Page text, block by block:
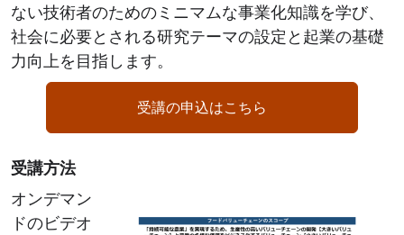
ない技術者のためのミニマムな事業化知識を学び、
社会に必要とされる研究テーマの設定と起業の基礎
力向上を目指します。
受講の申込はこちら
受講方法
オンデマン
ドのビデオ